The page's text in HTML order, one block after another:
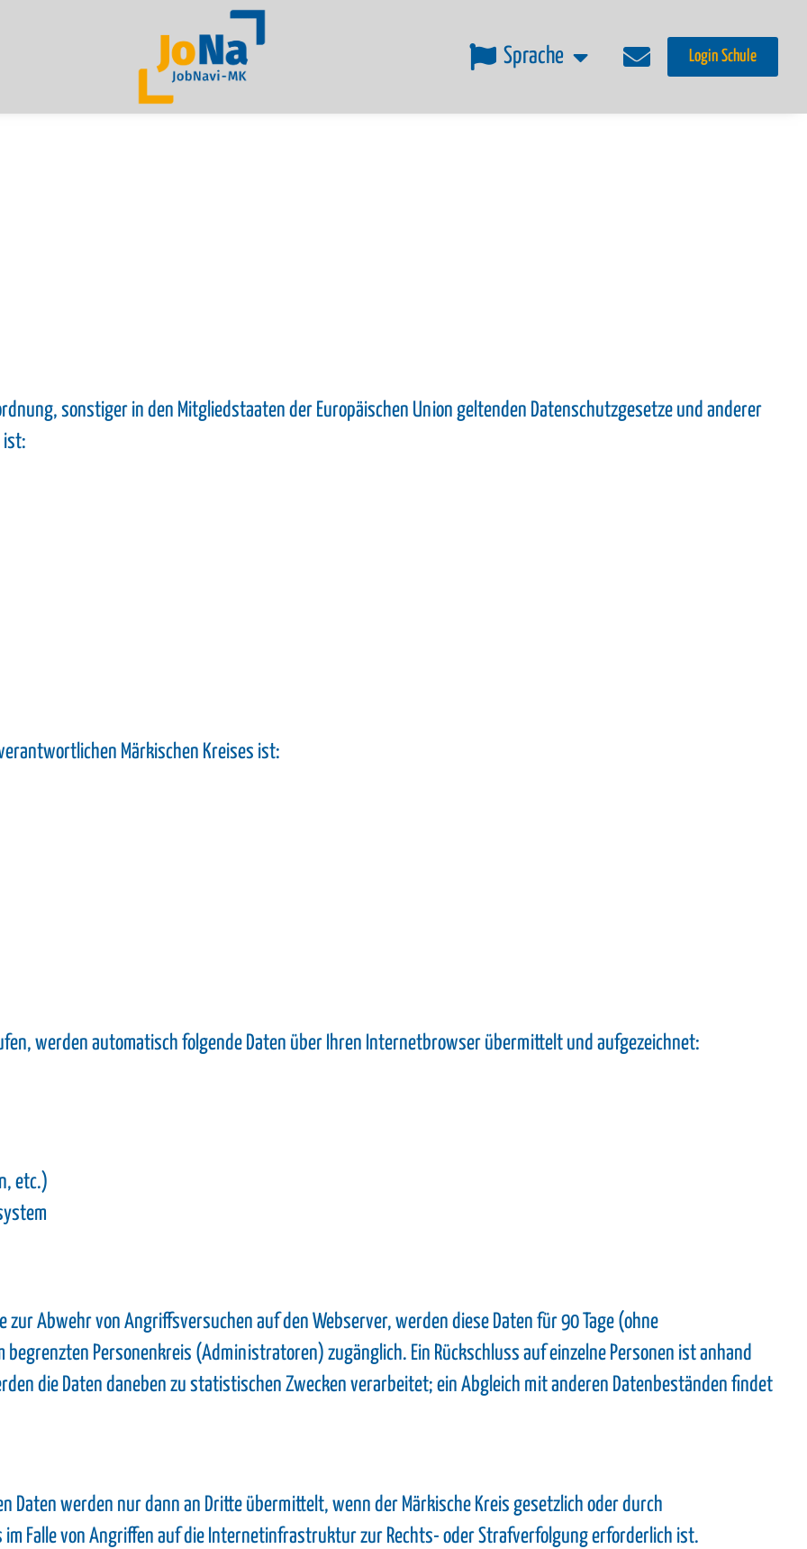
Sprache Login Schule
sonstiger in den Mitgliedstaaten der Europäischen Union geltenden Datenschutzgesetze und anderer
ist:
Märkischen Kreises ist:
werden automatisch folgende Daten über Ihren Internetbrowser übermittelt und aufgezeichnet:
etc.)
Abwehr von Angriffsversuchen auf den Webserver, werden diese Daten für 90 Tage (ohne
Personenkreis (Administratoren) zugänglich. Ein Rückschluss auf einzelne Personen ist anhand
die Daten daneben zu statistischen Zwecken verarbeitet; ein Abgleich mit anderen Datenbeständen findet
Daten werden nur dann an Dritte übermittelt, wenn der Märkische Kreis gesetzlich oder durch
Falle von Angriffen auf die Internetinfrastruktur zur Rechts- oder Strafverfolgung erforderlich ist.